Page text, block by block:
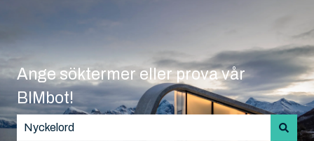
Ange söktermer eller prova vår
BIMbot!